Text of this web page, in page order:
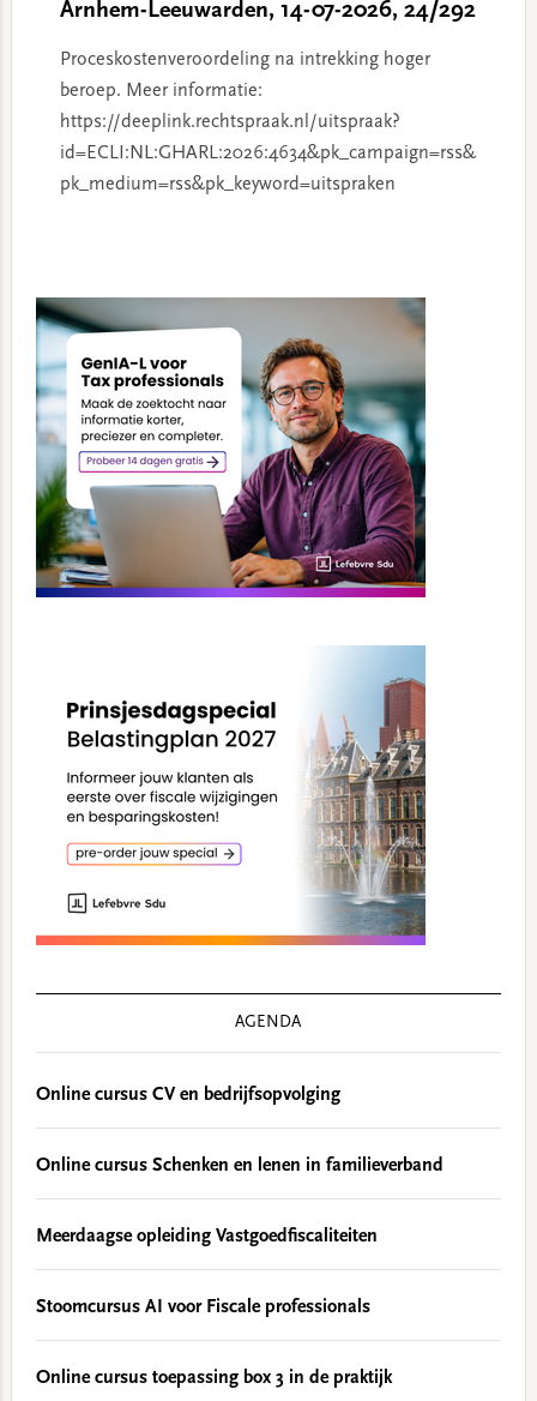
Arnhem-Leeuwarden, 14-07-2026, 24/292
Proceskostenveroordeling na intrekking hoger
beroep. Meer informatie:
https://deeplink.rechtspraak.nl/uitspraak?
id=ECLI:NL:GHARL:2026:4634&pk_campaign=rss&
pk_medium=rss&pk_keyword=uitspraken
Sidebar
AGENDA
Online cursus CV en bedrijfsopvolging
Online cursus Schenken en lenen in familieverband
Meerdaagse opleiding Vastgoedfiscaliteiten
Stoomcursus AI voor Fiscale professionals
Online cursus toepassing box 3 in de praktijk